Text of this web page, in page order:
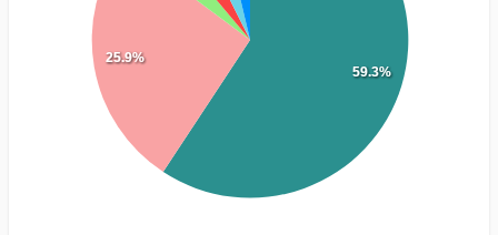
59.3%
25.9%